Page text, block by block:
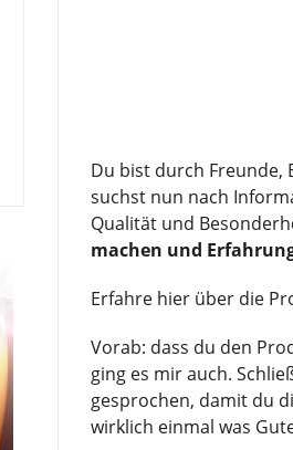
Du bist durch Freunde,
suchst nun nach
Qualität und
machen und
Erfahre hier über die
Vorab: dass du den
ging es mir auch.
gesprochen, damit du
wirklich einmal was